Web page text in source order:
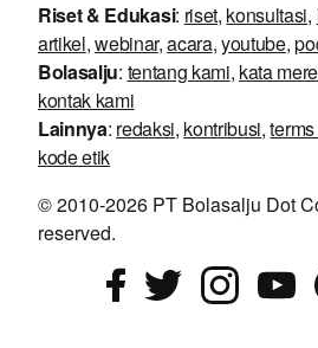
Riset & Edukasi: riset, konsultasi,
artikel,webinar,acara,youtube,
Bolasalju: tentang kami, kata
kontak kami
Lainnya: redaksi, kontribusi,
kode etik
© 2010-2026 PT Bolasalju Dot
reserved.